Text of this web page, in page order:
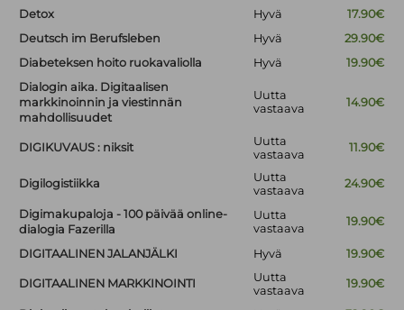
Detox
Hyvä
17.90€
Deutsch im Berufsleben
Hyvä
29.90€
Diabeteksen hoito ruokavaliolla
Hyvä
19.90€
Dialogin aika. Digitaalisen
markkinoinnin ja viestinnän
mahdollisuudet
Uutta
vastaava
14.90€
DIGIKUVAUS : niksit
Uutta
vastaava
11.90€
Digilogistiikka
Uutta
vastaava
24.90€
Digimakupaloja - 100 päivää online-
dialogia Fazerilla
Uutta
vastaava
19.90€
DIGITAALINEN JALANJÄLKI Hyvä 19.90€
DIGITAALINEN MARKKINOINTI
Uutta
vastaava
19.90€